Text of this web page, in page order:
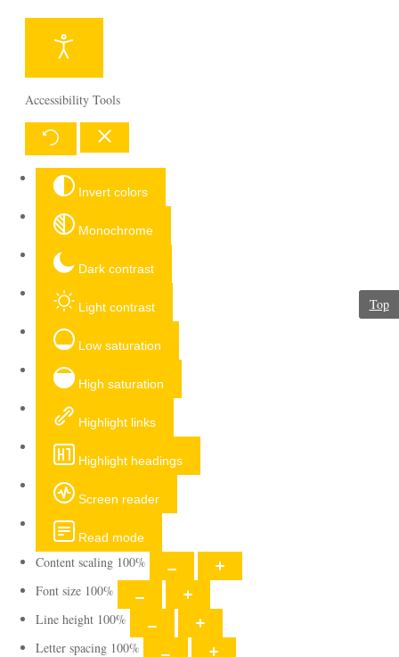
Accessibility Tools
Invert colors
Monochrome
Dark contrast
Light contrast
Low saturation
High saturation
Highlight links
Highlight headings
Screen reader
Read mode
Content scaling 100%
Font size 100%
Line height 100%
Letter spacing 100%
Top